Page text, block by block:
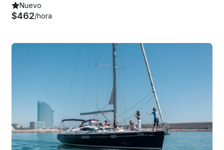
Nuevo
$462/hora